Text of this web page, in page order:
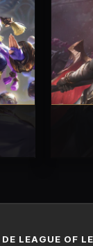
LEAGUE OF